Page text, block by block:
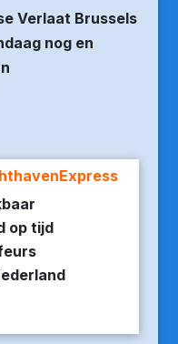
Verlaat Brussels
nog en
op tijd